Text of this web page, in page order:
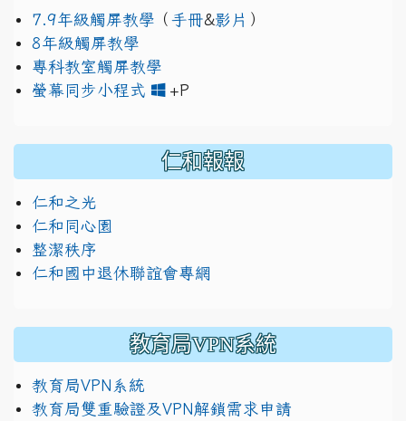
7.9年級觸屏教學 （ 手冊&影片 ）
8年級觸屏教學
專科教室觸屏教學
螢幕同步小程式
+P
仁和報報
仁和之光
仁和同心園
整潔秩序
仁和國中退休聯誼會專網
教育局VPN系統
教育局VPN系統
教育局雙重驗證及VPN解鎖需求申請